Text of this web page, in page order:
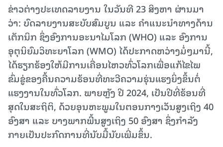
ຂ່າວຕ່າງປະເທດລາຍງານ ໃນວັນທີ 23 ສິງຫາ ຜ່ານມາ
ວ່າ: ບົດ​ລາຍ​ງານ​ສະບັບສົມບູນ ​ແລະ ຄຳແນະນຳທາງ​ດ້ານ​
ເຕັກນິກ ​ຊຶ່ງ​ອົງການ​ອະນາ​ໄມ​ໂລກ (WHO) ​ແລະ ອົງການ​
ອຸຕຸນິຍົມ​ວິທະຍາ​ໂລກ (WMO) ​ໄດ້​ປະກາດ​ຫວ່າງມໍ່ໆມານີ້,
ໄດ້ຮຽກຮ້ອງ​ໃຫ້​ມີ​ການ​ເຄື່ອນ​ໄຫວ​ທົ່ວ​ໂລກ​ເພື່ອ​ແກ້​ໄຂ​ໄພ​
ຂົ່ມຂູ່​ຂອງ​ຄື້ນຄວາມ​ຮ້ອນ​ທີ່ທະວີຄວາມຮຸ່ນແຮງຍິ່ງຂຶ້ນ​ຕໍ່​
ແຮງ​ງານ​ໃນ​ທົ່ວ​ໂລກ. ພາຍຫຼັງ ​ປີ 2024, ​ເປັນ​ປີ​ທີ່​ຮ້ອນ​ທີ່​
ສຸດ​ໃນ​ສະຖິຕິ, ດ້ວຍ​ອຸນຫະພູມ​ໃນ​ຕອນ​ກາງ​ເວັນ​ສູງ​ເຖິງ 40
ອົງສາ ​ແລະ ບາງພາກພື້ນສູງເຖິງ 50 ອົງສາ ຊຶ່ງກໍາລັງ
ກາຍເປັນປະກົດການທີ່ນັບມື້ນັບເພີ່ມຂຶ້ນ.